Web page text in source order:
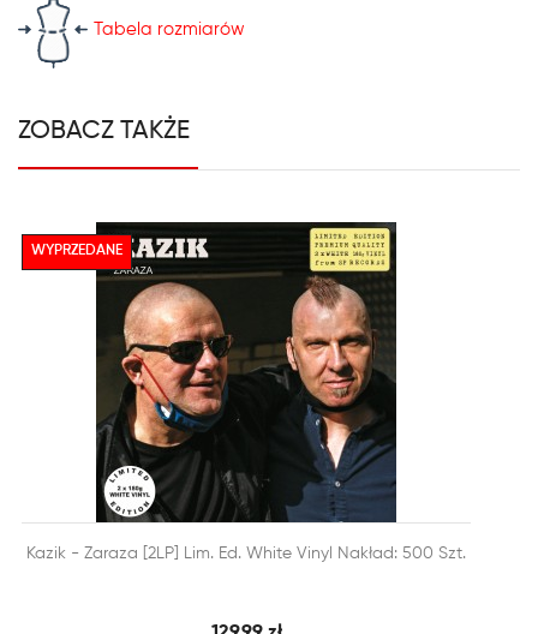
Tabela rozmiarów
ZOBACZ TAKŻE
 DODAJ DO KOSZYKA  SZYBKI PODGLĄD
Kazik - Zaraza [2LP] Lim. Ed. White Vinyl Nakład: 500 Szt.
WYPRZEDANE